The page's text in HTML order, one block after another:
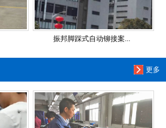
振邦脚踩式自动铆接案...
更多